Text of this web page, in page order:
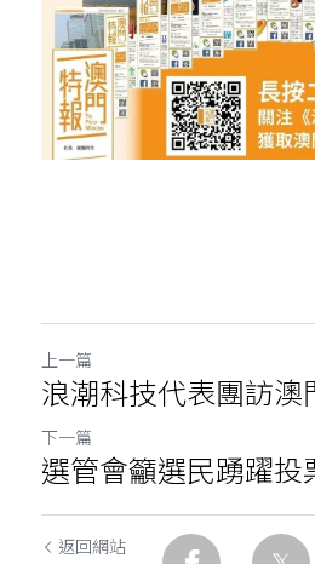
上一篇
浪潮科技代表團訪澳
下一篇
選管會籲選民踴躍投
返回網站